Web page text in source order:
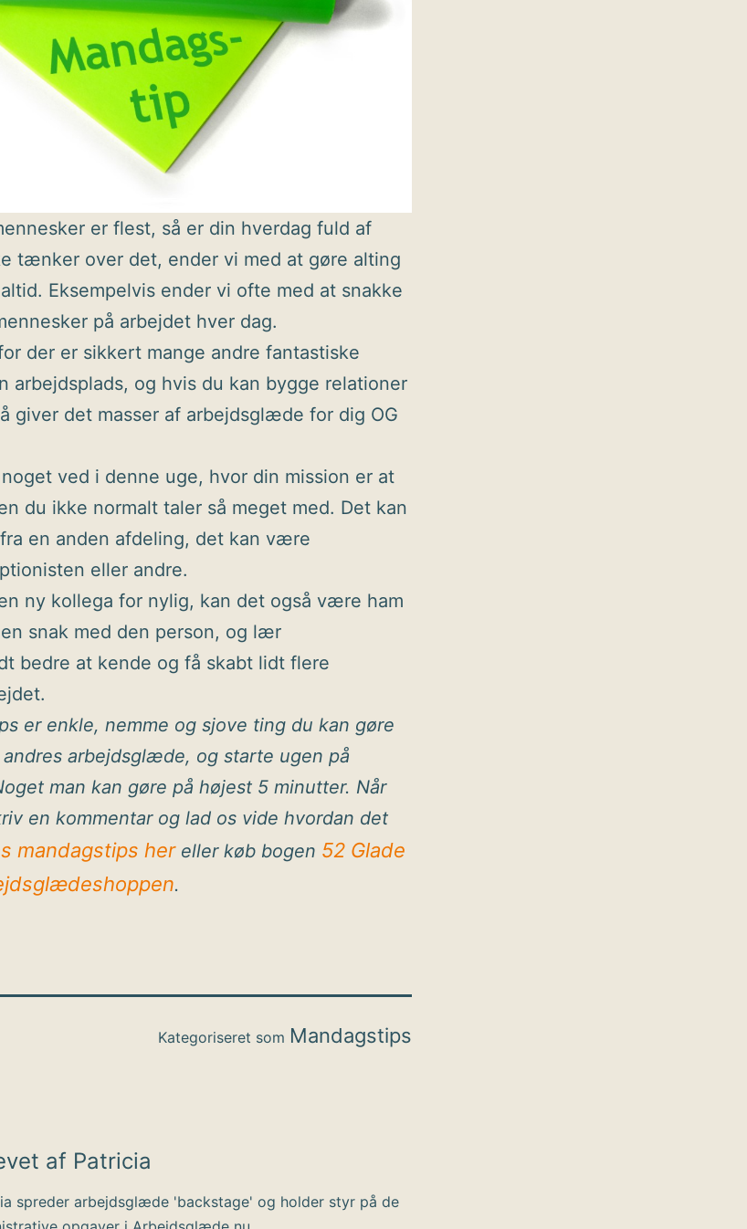
er flest, så er din hverdag fuld af
tænker over det, ender vi med at gøre alting
Eksempelvis ender vi ofte med at snakke
på arbejdet hver dag.
der er sikkert mange andre fantastiske
arbejdsplads, og hvis du kan bygge relationer
giver det masser af arbejdsglæde for dig OG
ved i denne uge, hvor din mission er at
du ikke normalt taler så meget med. Det kan
en anden afdeling, det kan være
eller andre.
ny kollega for nylig, kan det også være ham
snak med den person, og lær
bedre at kende og få skabt lidt flere
er enkle, nemme og sjove ting du kan gøre
arbejdsglæde, og starte ugen på
man kan gøre på højest 5 minutter. Når
en kommentar og lad os vide hvordan det
mandagstips hereller køb bogen 52 Glade
.
Kategoriseret som Mandagstips
af Patricia
spreder arbejdsglæde 'backstage' og holder styr på de